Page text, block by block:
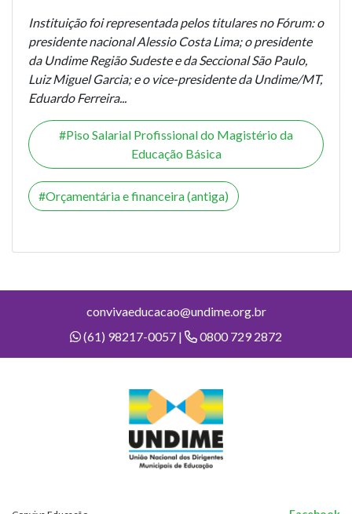
Instituição foi representada pelos titulares no Fórum: o
presidente nacional Alessio Costa Lima; o presidente
da Undime Região Sudeste e da Seccional São Paulo,
Luiz Miguel Garcia; e o vice-presidente da Undime/MT,
Eduardo Ferreira...
Piso Salarial Profissional do Magistério da
Educação Básica
Orçamentária e financeira (antiga)
convivaeducacao@undime.org.br
(61) 98217-0057 |
0800 729 2872